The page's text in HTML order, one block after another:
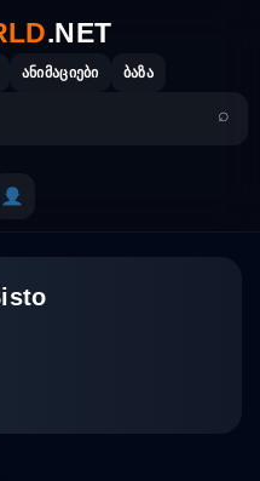
.NET
ანიმაციები ბაზა